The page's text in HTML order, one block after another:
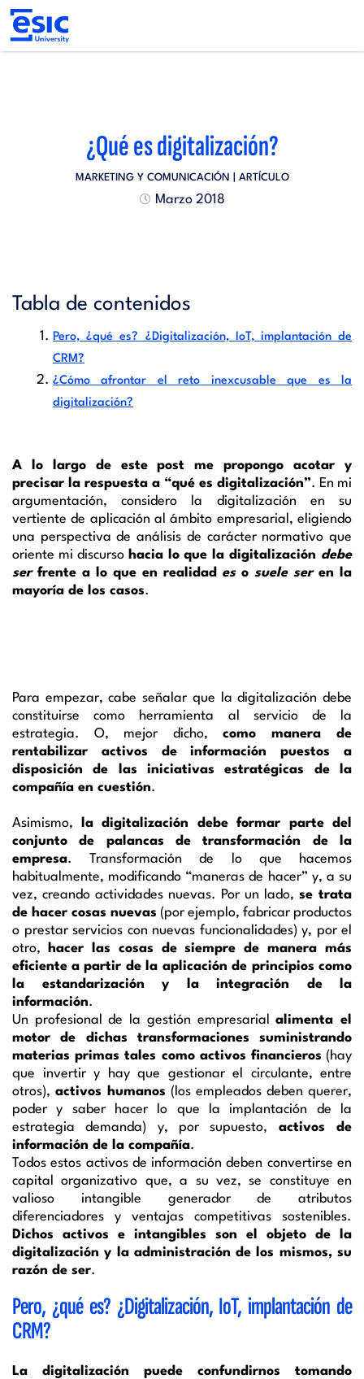
Pasar
contenido
¿Qué es digitalización?
MARKETING Y COMUNICACIÓN | ARTÍCULO
Marzo 2018
Tabla de contenidos
Pero, ¿qué es? ¿Digitalización, IoT, implantación de
CRM?
¿Cómo afrontar el reto inexcusable que es la
digitalización?
A lo largo de este post me propongo acotar y
precisar la respuesta a “qué es digitalización”. En mi
argumentación, considero la digitalización en su
vertiente de aplicación al ámbito empresarial, eligiendo
una perspectiva de análisis de carácter normativo que
oriente mi discurso hacia lo que la digitalización debe
serfrente a lo que en realidad esosuele seren la
mayoría de los casos.
Para empezar, cabe señalar que la digitalización debe
constituirse como herramienta al servicio de la
estrategia. O, mejor dicho, como manera de
rentabilizar activos de información puestos a
disposición de las iniciativas estratégicas de la
compañía en cuestión.
Asimismo,
la digitalización debe formar parte del
conjunto de palancas de transformación de la
empresa. Transformación de lo que hacemos
habitualmente, modificando “maneras de hacer” y, a su
vez, creando actividades nuevas. Por un lado, se trata
de hacer cosas nuevas (por ejemplo, fabricar productos
o prestar servicios con nuevas funcionalidades) y, por el
otro,
hacer las cosas de siempre de manera más
eficiente a partir de la aplicación de principios como
la estandarización y la integración de la
información.
Un profesional de la gestión empresarialalimenta el
motor de dichas transformaciones suministrando
materias primas tales como activos financieros (hay
que invertir y hay que gestionar el circulante, entre
otros), activos humanos (los empleados deben querer,
poder y saber hacer lo que la implantación de la
estrategia demanda) y, por supuesto, activos de
información de la compañía.
Todos estos activos de información deben convertirse en
capital organizativo que, a su vez, se constituye en
valioso intangible generador de atributos
diferenciadores y ventajas competitivas sostenibles.
Dichos activos e intangibles son el objeto de la
digitalización y la administración de los mismos, su
razón de ser.
Pero, ¿qué es? ¿Digitalización, IoT, implantación de
CRM?
La digitalización puede confundirnos tomando